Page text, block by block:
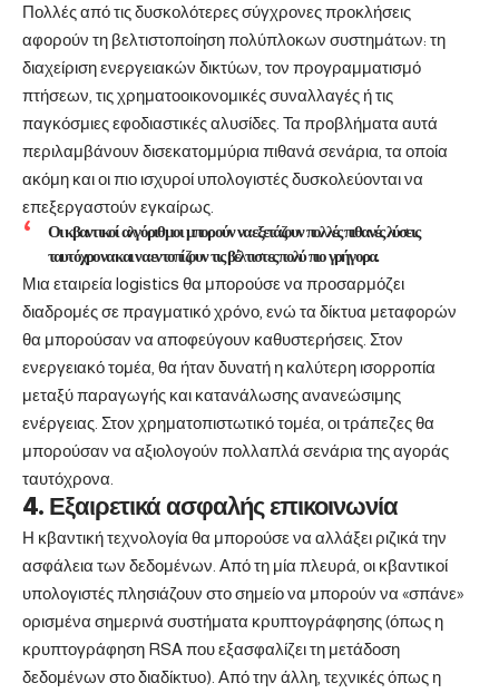
Πολλές από τις δυσκολότερες σύγχρονες προκλήσεις
αφορούν τη βελτιστοποίηση πολύπλοκων συστημάτων: τη
διαχείριση ενεργειακών δικτύων, τον προγραμματισμό
πτήσεων, τις χρηματοοικονομικές συναλλαγές ή τις
παγκόσμιες εφοδιαστικές αλυσίδες. Τα προβλήματα αυτά
περιλαμβάνουν δισεκατομμύρια πιθανά σενάρια, τα οποία
ακόμη και οι πιο ισχυροί υπολογιστές δυσκολεύονται να
επεξεργαστούν εγκαίρως.
Οι κβαντικοί αλγόριθμοι μπορούν να εξετάζουν πολλές πιθανές λύσεις
ταυτόχρονα και να εντοπίζουν τις βέλτιστες πολύ πιο γρήγορα.
Μια εταιρεία logistics θα μπορούσε να προσαρμόζει
διαδρομές σε πραγματικό χρόνο, ενώ τα δίκτυα μεταφορών
θα μπορούσαν να αποφεύγουν καθυστερήσεις. Στον
ενεργειακό τομέα, θα ήταν δυνατή η καλύτερη ισορροπία
μεταξύ παραγωγής και κατανάλωσης ανανεώσιμης
ενέργειας. Στον χρηματοπιστωτικό τομέα, οι τράπεζες θα
μπορούσαν να αξιολογούν πολλαπλά σενάρια της αγοράς
ταυτόχρονα.
4. Εξαιρετικά ασφαλής επικοινωνία
Η κβαντική τεχνολογία θα μπορούσε να αλλάξει ριζικά την
ασφάλεια των δεδομένων. Από τη μία πλευρά, οι κβαντικοί
υπολογιστές πλησιάζουν στο σημείο να μπορούν να «σπάνε»
ορισμένα σημερινά συστήματα κρυπτογράφησης (όπως η
κρυπτογράφηση RSA που εξασφαλίζει τη μετάδοση
δεδομένων στο διαδίκτυο). Από την άλλη, τεχνικές όπως η